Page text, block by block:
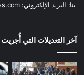
بنا: البريد الإلكتروني:
آخر التعديلات التي